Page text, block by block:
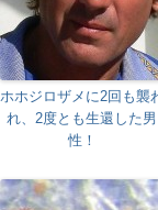
ホホジロザメに2回も襲
れ、2度とも生還した男
性！